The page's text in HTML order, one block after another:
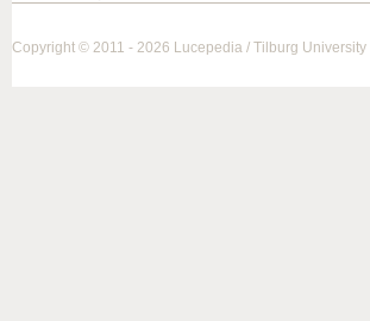
Copyright © 2011 - 2026 Lucepedia / Tilburg University |